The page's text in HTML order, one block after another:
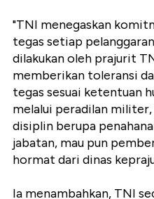
"TNI menegaskan
tegas setiap
dilakukan oleh prajurit
memberikan toleransi
tegas sesuai ketentuan
melalui peradilan
disiplin berupa
jabatan, mau pun
hormat dari dinas
Ia menambahkan, TNI